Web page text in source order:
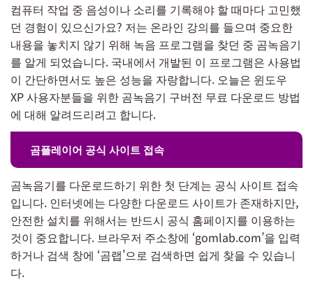
컴퓨터 작업 중 음성이나 소리를 기록해야 할 때마다 고민했
던 경험이 있으신가요? 저는 온라인 강의를 들으며 중요한
내용을 놓치지 않기 위해 녹음 프로그램을 찾던 중 곰녹음기
를 알게 되었습니다. 국내에서 개발된 이 프로그램은 사용법
이 간단하면서도 높은 성능을 자랑합니다. 오늘은 윈도우
XP 사용자분들을 위한 곰녹음기 구버전 무료 다운로드 방법
에 대해 알려드리려고 합니다.
곰플레이어 공식 사이트 접속
곰녹음기를 다운로드하기 위한 첫 단계는 공식 사이트 접속
입니다. 인터넷에는 다양한 다운로드 사이트가 존재하지만,
안전한 설치를 위해서는 반드시 공식 홈페이지를 이용하는
것이 중요합니다. 브라우저 주소창에 ‘gomlab.com’을 입력
하거나 검색 창에 ‘곰랩’으로 검색하면 쉽게 찾을 수 있습니
다.